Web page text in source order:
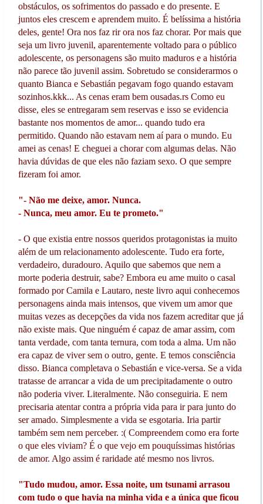
obstáculos, os sofrimentos do passado e do presente. E
juntos eles crescem e aprendem muito. É belíssima a história
deles, gente! Ora nos faz rir ora nos faz chorar. Por mais que
seja um livro juvenil, aparentemente voltado para o público
adolescente, os personagens são muito maduros e a história
não parece tão juvenil assim. Sobretudo se considerarmos o
quanto Bianca e Sebastián pegavam fogo quando estavam
sozinhos.kkk... As cenas eram bem ousadas.rs Como eu
disse, eles se entregaram sem reservas e isso se evidencia
bastante nos momentos de amor... quando tudo era
permitido. Quando não estavam nem aí para o mundo. Eu
amei as cenas! E cheguei a chorar com algumas delas. Não
havia dúvidas de que eles não faziam sexo. O que sempre
fizeram foi amor.
"- Não me deixe, amor. Nunca.
- Nunca, meu amor. Eu te prometo."
- O que existia entre nossos queridos protagonistas ia muito
além de um relacionamento adolescente. Tudo era forte,
verdadeiro, duradouro. Aquilo que sabemos que nem a
morte poderia destruir, sabe? Embora eu ame muito o casal
formado por Camila e Lautaro, neste livro aqui conhecemos
personagens ainda mais intensos, que vivem um amor que
muitas vezes as decepções da vida nos fazem acreditar que já
não existe mais. Que ninguém é capaz de amar assim, com
tanta verdade, com tanta ternura, com toda a alma. Um não
era capaz de viver sem o outro, gente. E temos consciência
disso. Bianca completava o Sebastián e vice-versa. Se a vida
tratasse de arrancar a vida de um precipitadamente o outro
não poderia viver. Literalmente. Não conseguiria. E nem
precisaria atentar contra a própria vida para ir para junto do
ser amado. Simplesmente a vida se esgotaria. Iria partir
também sem nem perceber. :( Compreendem como era forte
o que eles viviam? É o que vejo em pouquíssimas histórias
de amor. Algo assim é raridade até mesmo nos livros.
"Tudo mudou, amor. Essa noite, um tsunami arrasou
com tudo o que havia na minha vida e a única que ficou